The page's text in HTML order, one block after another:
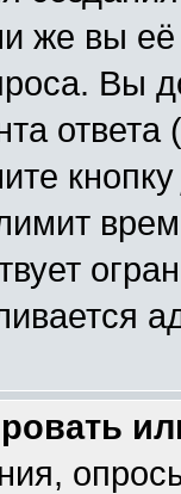
же вы её
Вы
ответа